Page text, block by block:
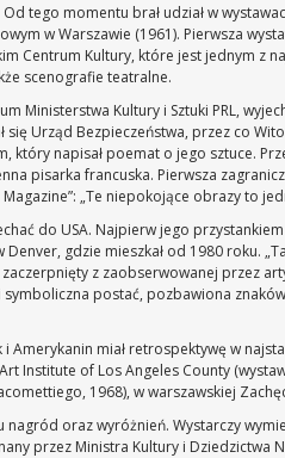
Od tego momentu brał udział w
w Warszawie (1961). Pierwsza
Centrum Kultury, które jest jednym z
scenografie teatralne.
Ministerstwa Kultury i Sztuki PRL,
się Urząd Bezpieczeństwa, przez co
który napisał poemat o jego sztuce.
pisarka francuska. Pierwsza
Magazine”: „Te niepokojące obrazy to
do USA. Najpierw jego
Denver, gdzie mieszkał od 1980 roku.
z zaobserwowanej przez
postać, pozbawiona
Amerykanin miał retrospektywę w
Institute of Los Angeles County
1968), w warszawskiej
oraz wyróżnień. Wystarczy
przez Ministra Kultury i